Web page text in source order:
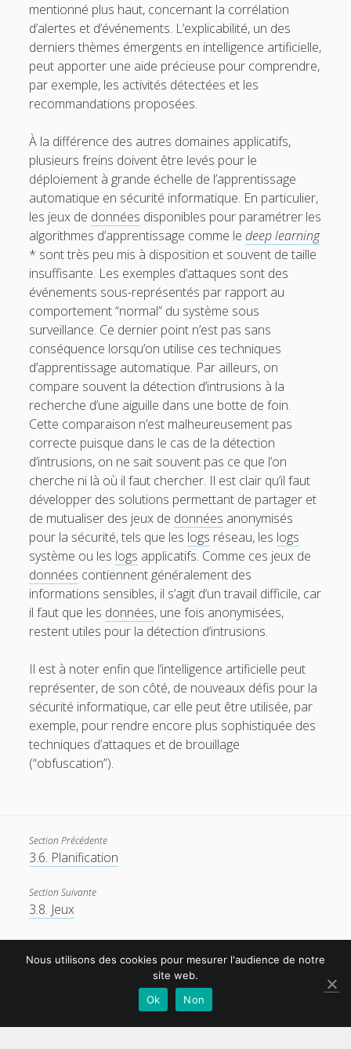
mentionné plus haut, concernant la corrélation
d’alertes et d’événements. L’explicabilité, un des
derniers thèmes émergents en intelligence artificielle,
peut apporter une aide précieuse pour comprendre,
par exemple, les activités détectées et les
recommandations proposées.
À la différence des autres domaines applicatifs,
plusieurs freins doivent être levés pour le
déploiement à grande échelle de l’apprentissage
automatique en sécurité informatique. En particulier,
les jeux de données disponibles pour paramétrer les
algorithmes d’apprentissage comme ledeep learning
* sont très peu mis à disposition et souvent de taille
insuffisante. Les exemples d’attaques sont des
événements sous-représentés par rapport au
comportement “normal” du système sous
surveillance. Ce dernier point n’est pas sans
conséquence lorsqu’on utilise ces techniques
d’apprentissage automatique. Par ailleurs, on
compare souvent la détection d’intrusions à la
recherche d’une aiguille dans une botte de foin.
Cette comparaison n’est malheureusement pas
correcte puisque dans le cas de la détection
d’intrusions, on ne sait souvent pas ce que l’on
cherche ni là où il faut chercher. Il est clair qu’il faut
développer des solutions permettant de partager et
de mutualiser des jeux de données anonymisés
pour la sécurité, tels que les logs réseau, les logs
système ou les logs applicatifs. Comme ces jeux de
données contiennent généralement des
informations sensibles, il s’agit d’un travail difficile, car
il faut que les données, une fois anonymisées,
restent utiles pour la détection d’intrusions.
Il est à noter enfin que l’intelligence artificielle peut
représenter, de son côté, de nouveaux défis pour la
sécurité informatique, car elle peut être utilisée, par
exemple, pour rendre encore plus sophistiquée des
techniques d’attaques et de brouillage
(“obfuscation”).
Section Précédente
3.6. Planification
Section Suivante
3.8. Jeux
Nous utilisons des cookies pour mesurer l'audience de notre
site web.
Ok
Non